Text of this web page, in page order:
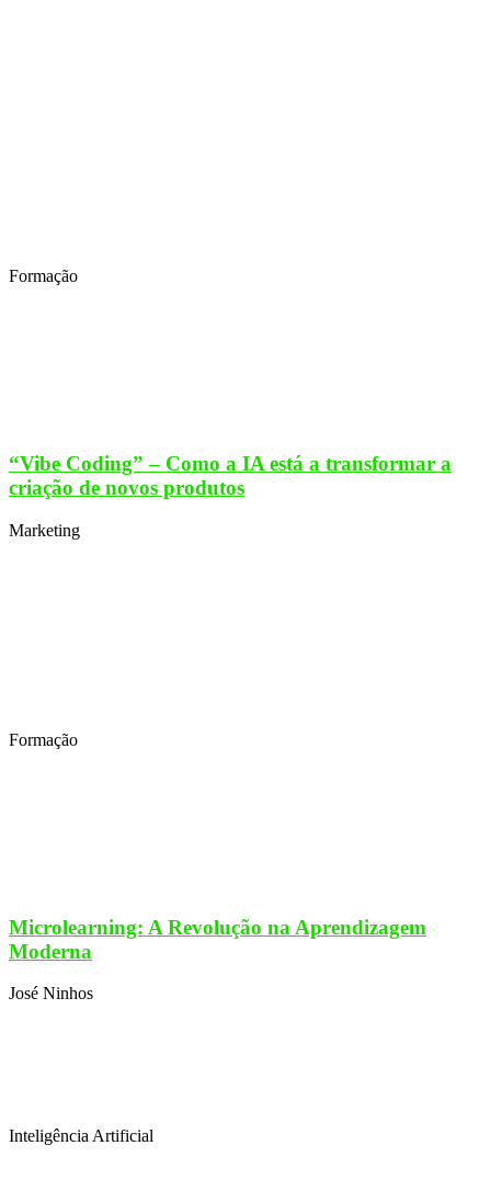
Formação
“Vibe Coding” – Como a IA está a transformar a
criação de novos produtos
Marketing
Formação
Microlearning: A Revolução na Aprendizagem
Moderna
José Ninhos
Inteligência Artificial